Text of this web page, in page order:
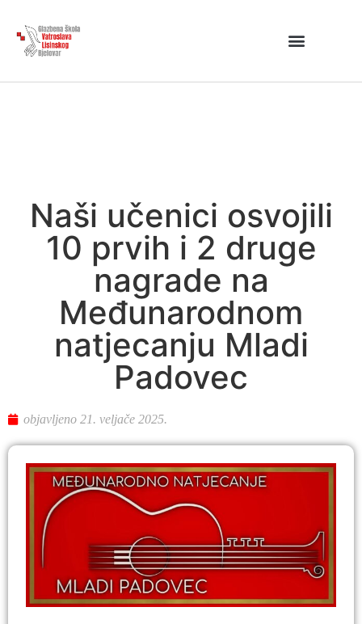
Naši učenici osvojili
10 prvih i 2 druge
nagrade na
Međunarodnom
natjecanju Mladi
Padovec
objavljeno 21. veljače 2025.